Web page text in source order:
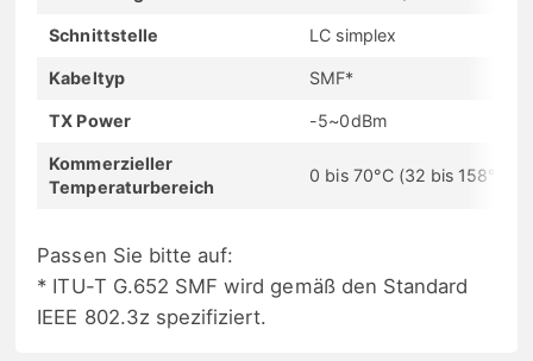
Schnittstelle LC simplex
Kabeltyp SMF*
TX Power -5~0dBm
Kommerzieller
Temperaturbereich
0 bis 70°C (32 bis 158°F)
Passen Sie bitte auf:
* ITU-T G.652 SMF wird gemäß den Standard
IEEE 802.3z spezifiziert.